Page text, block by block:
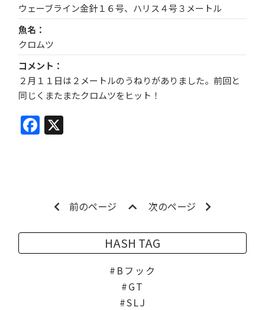
ウェーブライン金針１６号、ハリス４号３メートル
魚名
クロムツ
コメント
２月１１日は２メートルのうねりがありました。前回と
同じくまたまたクロムツをヒット！
Facebook
前のページ 次のページ
HASH TAG
Bフック
GT
SLJ